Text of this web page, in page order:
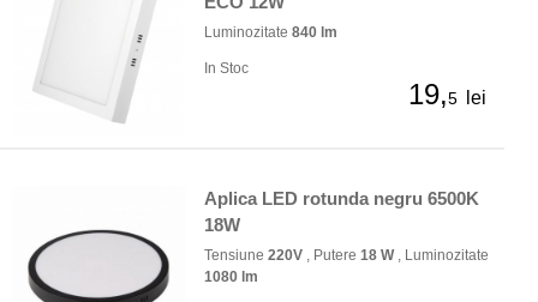
Luminozitate 840 lm
In Stoc
19,5 lei
Aplica LED rotunda negru 6500K
18W
Tensiune 220V , Putere 18 W, Luminozitate
1080 lm